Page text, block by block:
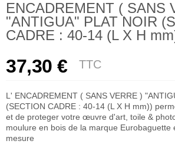
ENCADREMENT ( SANS
"ANTIGUA" PLAT NOIR
CADRE : 40-14 (L X H
37,30 € TTC
L' ENCADREMENT ( SANS VERRE )
(SECTION CADRE : 40-14 (L X H mm))
et de proteger votre œuvre d'art, toile &
moulure en bois de la marque Eurobaguette
mesure